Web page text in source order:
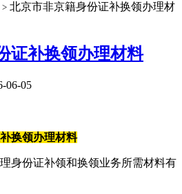
> 北京市非京籍身份证补换领办理材
证补换领办理材料
06-05
换领办理材料
份证补领和换领业务所需材料有